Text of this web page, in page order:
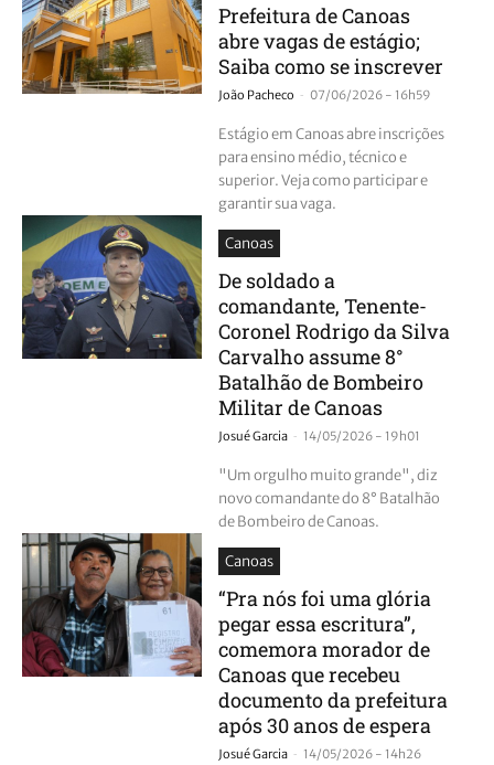
Prefeitura de Canoas
abre vagas de estágio;
Saiba como se inscrever
João Pacheco - 07/06/2026 - 16h59
Estágio em Canoas abre inscrições
para ensino médio, técnico e
superior. Veja como participar e
garantir sua vaga.
Canoas
De soldado a
comandante, Tenente-
Coronel Rodrigo da Silva
Carvalho assume 8°
Batalhão de Bombeiro
Militar de Canoas
Josué Garcia - 14/05/2026 - 19h01
"Um orgulho muito grande", diz
novo comandante do 8° Batalhão
de Bombeiro de Canoas.
Canoas
“Pra nós foi uma glória
pegar essa escritura”,
comemora morador de
Canoas que recebeu
documento da prefeitura
após 30 anos de espera
Josué Garcia - 14/05/2026 - 14h26